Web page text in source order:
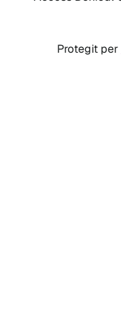
Protegit per